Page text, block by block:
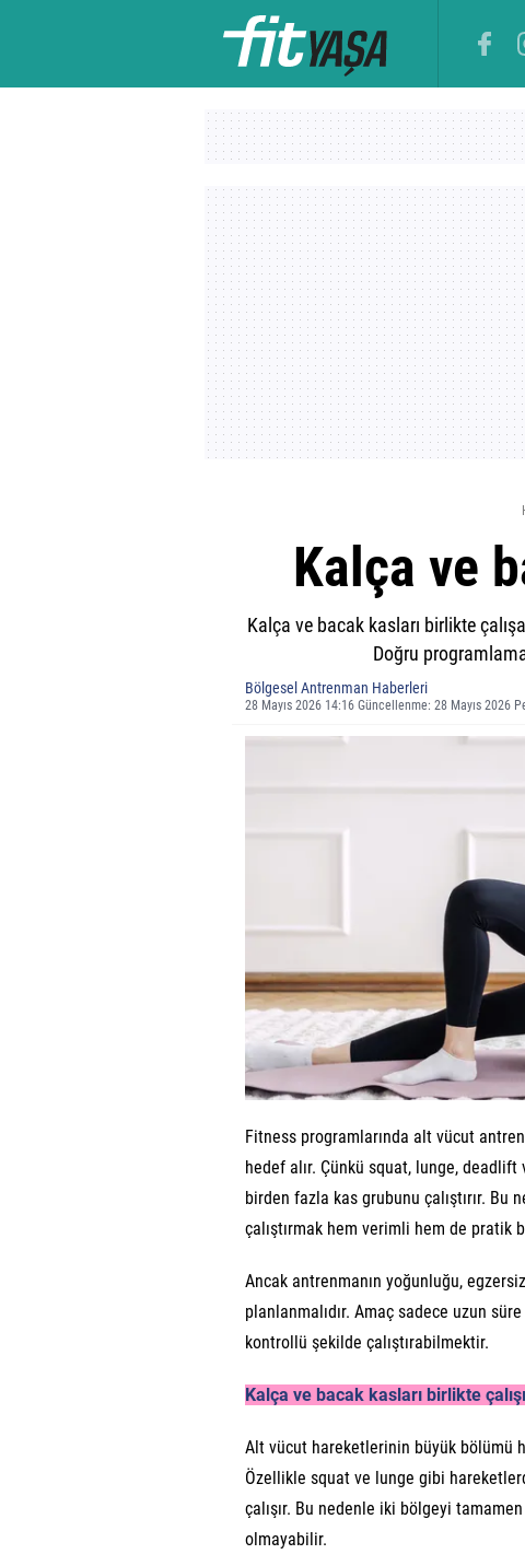
Kalça ve
Kalça ve bacak kasları birlikte
Doğru
Bölgesel Antrenman Haberleri
28 Mayıs 2026 14:16 Güncellenme: 28 Mayıs 2026
Fitness programlarında alt vücut
hedef alır. Çünkü squat, lunge,
birden fazla kas grubunu çalıştırır. Bu
çalıştırmak hem verimli hem de pratik
Ancak antrenmanın yoğunluğu,
planlanmalıdır. Amaç sadece uzun
kontrollü şekilde çalıştırabilmektir.
Kalça ve bacak kasları birlikte
Alt vücut hareketlerinin büyük bölümü
Özellikle squat ve lunge gibi
çalışır. Bu nedenle iki bölgeyi
olmayabilir.